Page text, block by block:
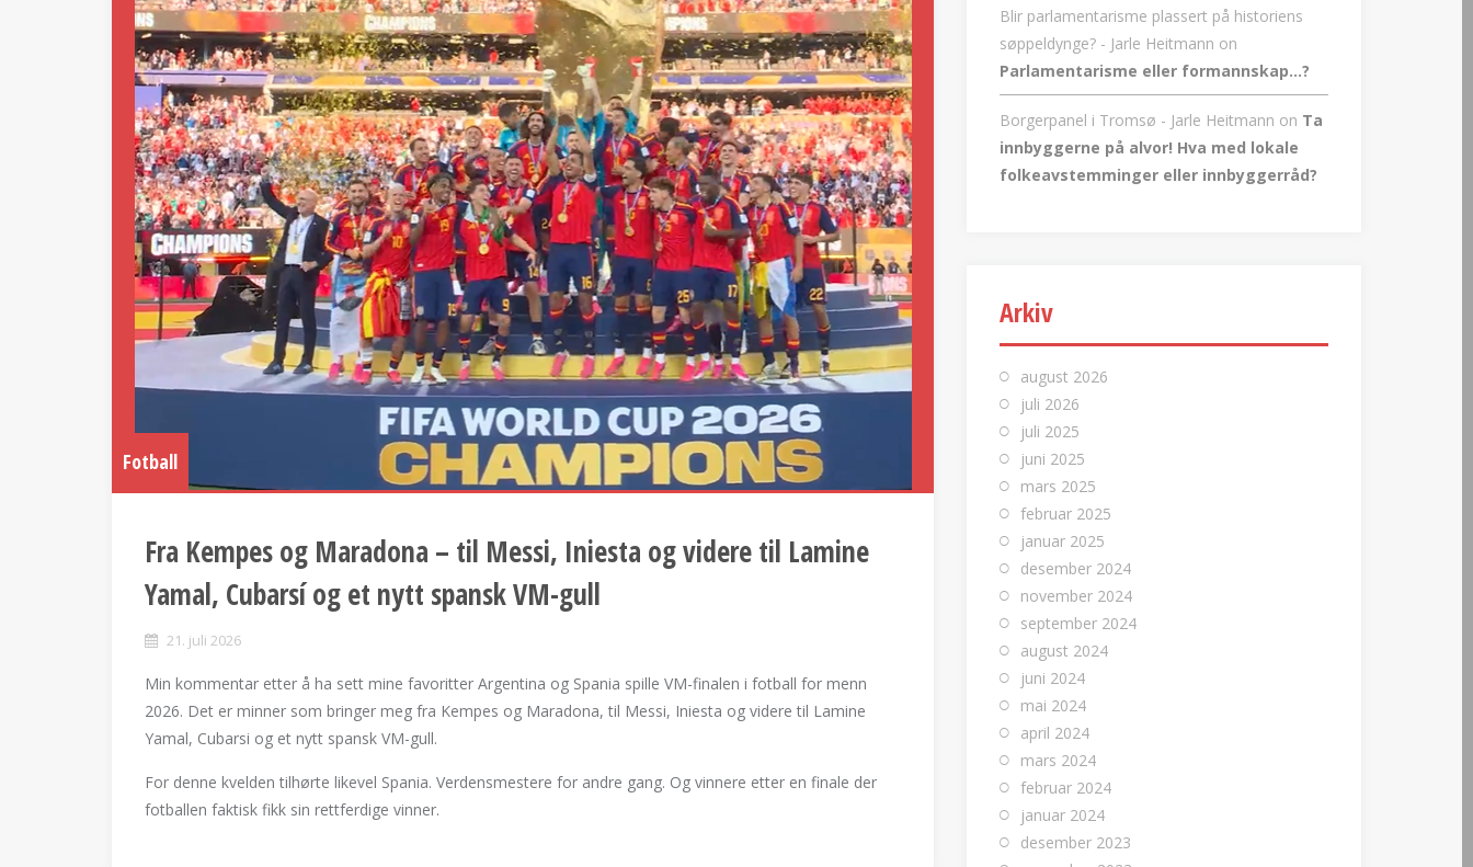
Fotball
Fra Kempes og Maradona – til Messi, Iniesta og videre til Lamine
Yamal, Cubarsí og et nytt spansk VM-gull
21. juli 2026
Min kommentar etter å ha sett mine favoritter Argentina og Spania spille VM-finalen i fotball for menn
2026. Det er minner som bringer meg fra Kempes og Maradona, til Messi, Iniesta og videre til Lamine
Yamal, Cubarsi og et nytt spansk VM-gull.
For denne kvelden tilhørte likevel Spania. Verdensmestere for andre gang. Og vinnere etter en finale der
fotballen faktisk fikk sin rettferdige vinner.
Blir parlamentarisme plassert på historiens
søppeldynge? - Jarle Heitmann on
Parlamentarisme eller formannskap…?
Borgerpanel i Tromsø - Jarle Heitmann on Ta
innbyggerne på alvor! Hva med lokale
folkeavstemminger eller innbyggerråd?
Arkiv
august 2026
juli 2026
juli 2025
juni 2025
mars 2025
februar 2025
januar 2025
desember 2024
november 2024
september 2024
august 2024
juni 2024
mai 2024
april 2024
mars 2024
februar 2024
januar 2024
desember 2023